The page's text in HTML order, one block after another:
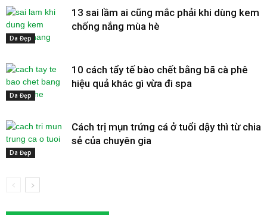
Da Đẹp
13 sai lầm ai cũng mắc phải khi dùng kem
chống nắng mùa hè
Da Đẹp
10 cách tẩy tế bào chết bằng bã cà phê
hiệu quả khác gì vừa đi spa
Da Đẹp
Cách trị mụn trứng cá ở tuổi dậy thì từ chia
sẻ của chuyên gia